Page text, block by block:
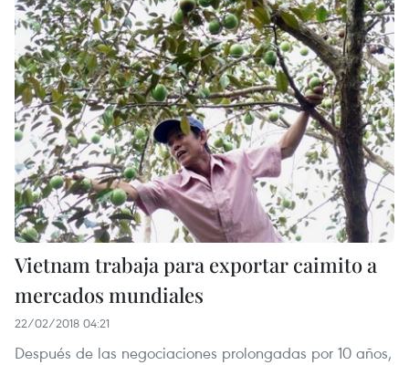
Vietnam trabaja para exportar caimito a
mercados mundiales
22/02/2018 04:21
Después de las negociaciones prolongadas por 10 años,